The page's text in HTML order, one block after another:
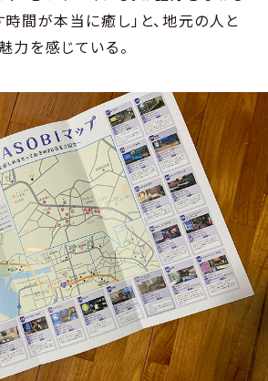
間が本当に癒し」と、地元の人と
力を感じている。